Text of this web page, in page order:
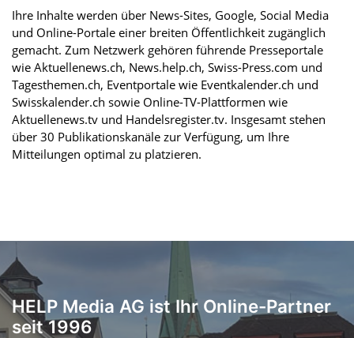
Ihre Inhalte werden über News-Sites, Google, Social Media
und Online-Portale einer breiten Öffentlichkeit zugänglich
gemacht. Zum Netzwerk gehören führende Presseportale
wie Aktuellenews.ch, News.help.ch, Swiss-Press.com und
Tagesthemen.ch, Eventportale wie Eventkalender.ch und
Swisskalender.ch sowie Online-TV-Plattformen wie
Aktuellenews.tv und Handelsregister.tv. Insgesamt stehen
über 30 Publikationskanäle zur Verfügung, um Ihre
Mitteilungen optimal zu platzieren.
HELP Media AG ist Ihr Online-Partner
seit 1996